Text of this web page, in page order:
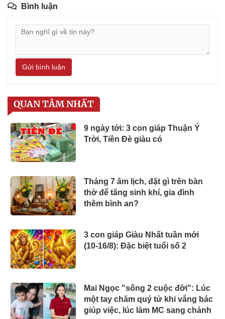
Bình luận
Gửi bình luận
QUAN TÂM NHẤT
9 ngày tới: 3 con giáp Thuận Ý
Trời, Tiền Đè giàu có
Tháng 7 âm lịch, đặt gì trên bàn
thờ để tăng sinh khí, gia đình
thêm bình an?
3 con giáp Giàu Nhất tuần mới
(10-16/8): Đặc biệt tuổi số 2
Mai Ngọc "sống 2 cuộc đời": Lúc
một tay chăm quý tử khi vắng bác
giúp việc, lúc làm MC sang chảnh